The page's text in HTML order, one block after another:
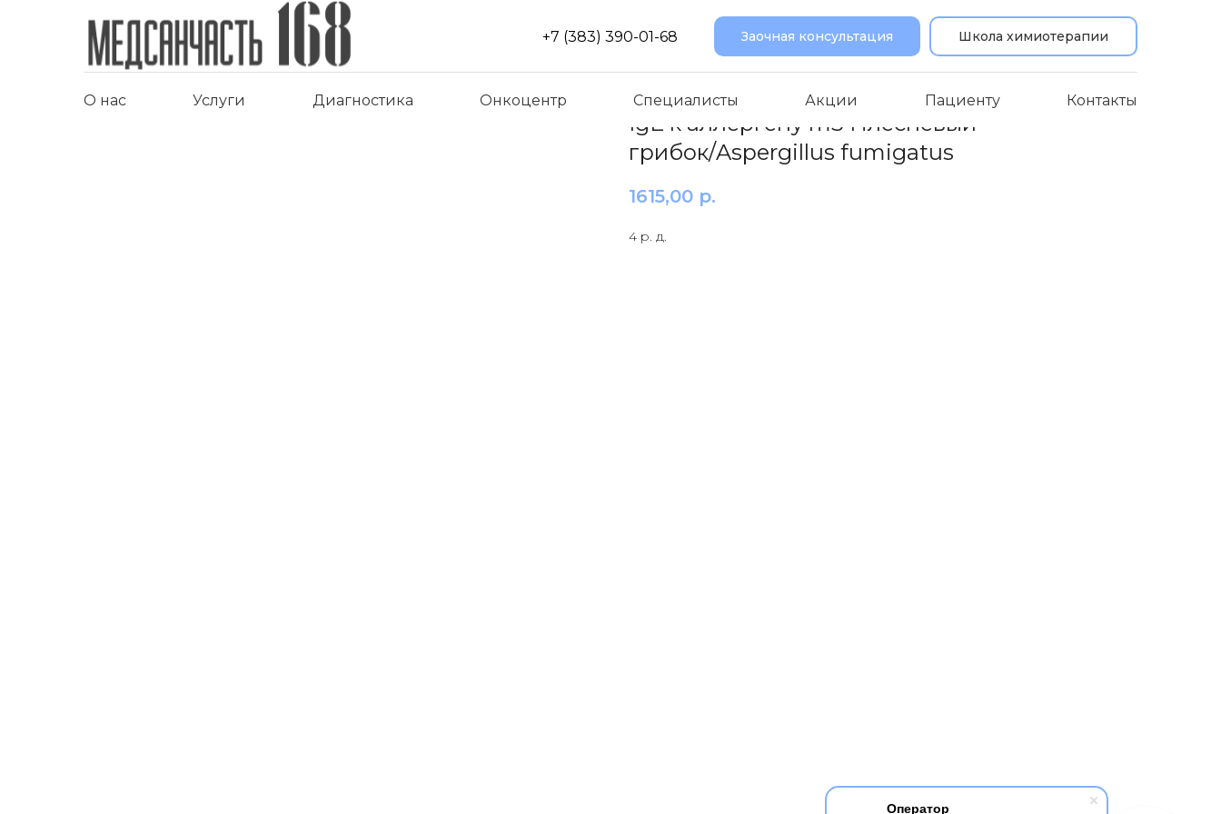
Оператор
+7 (383) 390-01-68 Заочная консультация Школа химиотерапии
О нас Услуги Диагностика Онкоцентр Специалисты Акции Пациенту Контакты
IgE к аллергену m3 Плесневый
грибок/Aspergillus fumigatus
1615,00 р.
4 р. д.